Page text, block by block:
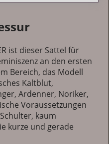
ist dieser Sattel für
an den ersten
Bereich, das Modell
Kaltblut,
Ardenner, Noriker,
Voraussetzungen
kaum
kurze und gerade